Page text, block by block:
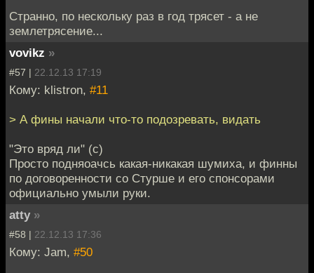
Странно, по нескольку раз в год трясет - а не
землетрясение...
vovikz »
#57 | 22.12.13 17:19
Кому: klistron, #11
> А фины начали что-то подозревать, видать
"Это вряд ли" (с)
Просто подняоачсь какая-никакая шумиха, и финны
по договоренности со Стурше и его спонсорами
официально умыли руки.
atty »
#58 | 22.12.13 17:36
Кому: Jam, #50